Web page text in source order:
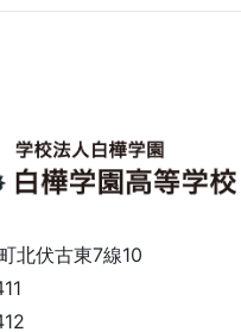
北伏古東7線10